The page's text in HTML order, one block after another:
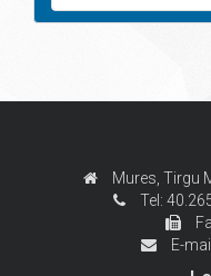
Mures, Tirgu
Tel:
E-